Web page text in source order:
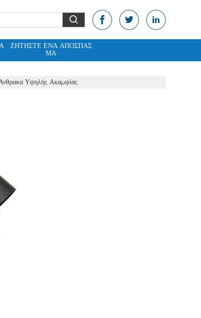
ΖΗΤΉΣΤΕ ΈΝΑ ΑΠΌΣΠΑΣ
ΜΑ
Υψηλής Ακαμψίας